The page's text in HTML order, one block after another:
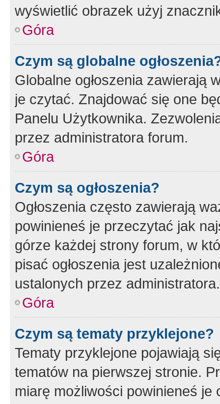
wyświetlić obrazek użyj
Góra
Czym są globalne
Globalne ogłoszenia zawierają
je czytać. Znajdować się one
Panelu Użytkownika.
przez administratora forum.
Góra
Czym są ogłoszenia?
Ogłoszenia często zawierają
powinieneś je przeczytać jak
górze każdej strony forum, w
pisać ogłoszenia jest
ustalonych przez administratora.
Góra
Czym są tematy przyklejone?
Tematy przyklejone pojawiają
tematów na pierwszej stronie.
miarę możliwości powinieneś je